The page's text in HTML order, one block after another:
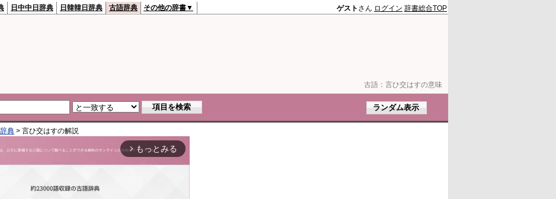
古語： 言ひ交はすの意味
日中中日辞典 日韓韓日辞典 古語辞典 その他の辞書▼ ゲスト さん ログイン 辞書総合TOP
典 > 言ひ交はすの解説
arrow_forward_ios もっとみる